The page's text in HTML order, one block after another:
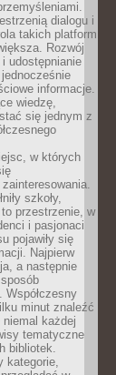
dialogu i
takich platform
Rozwój
udostępnianie
informacje.
wiedzę,
się jednym z
w których
szkoły,
przestrzenie, w
i pasjonaci
pojawiły się
Najpierw
a następnie
Współczesny
minut znaleźć
każdej
tematyczne
bibliotek.
kategorie,